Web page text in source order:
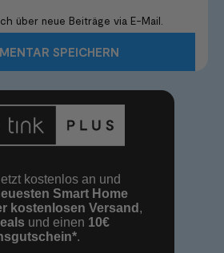
über neue Beiträge via E-Mail.
kostenlos an und
Smart Home
kostenlosen Versand ,
und einen 10€
.